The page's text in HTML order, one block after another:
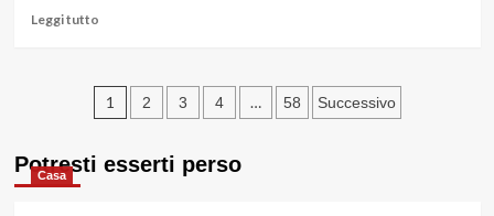
Leggi tuttoLeggi
Analisi
del
a
Paginazione
articoli
1 2 3 4 … 58 Successivo
Potresti esserti perso
Casa